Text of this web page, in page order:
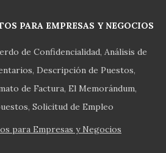
PARA EMPRESAS Y NEGOCIOS
de Confidencialidad Análisis de
Descripción de Puestos
de Factura El Memorándum
Solicitud de Empleo
para Empresas y Negocios